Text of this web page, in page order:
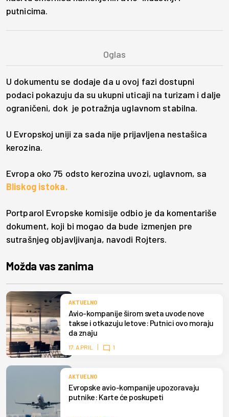
putnicima.
U dokumentu se dodaje da u ovoj fazi dostupni
podaci pokazuju da su ukupni uticaji na turizam i dalje
ograničeni, dok je potražnja uglavnom stabilna.
U Evropskoj uniji za sada nije prijavljena nestašica
kerozina.
Evropa oko 75 odsto kerozina uvozi, uglavnom, sa
Bliskog istoka.
Portparol Evropske komisije odbio je da komentariše
dokument, koji bi mogao da bude izmenjen pre
sutrašnjeg objavljivanja, navodi Rojters.
Možda vas zanima
AKTUELNO
Avio-kompanije širom sveta uvode nove
takse i otkazuju letove: Putnici ovo moraju
da znaju
17. APRIL 1
AKTUELNO
Evropske avio-kompanije upozoravaju
putnike: Karte će poskupeti